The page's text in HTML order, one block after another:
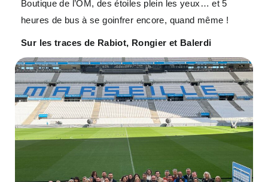
Boutique de l’OM, des étoiles plein les yeux… et 5
heures de bus à se goinfrer encore, quand même !
Sur les traces de Rabiot, Rongier et Balerdi